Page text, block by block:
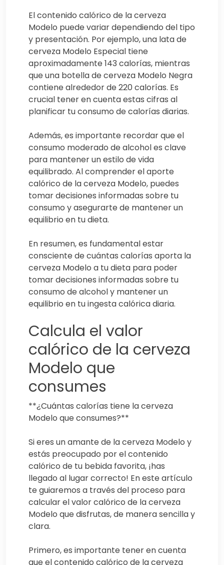
El contenido calórico de la cerveza
Modelo puede variar dependiendo del tipo
y presentación. Por ejemplo, una lata de
cerveza Modelo Especial tiene
aproximadamente 143 calorías, mientras
que una botella de cerveza Modelo Negra
contiene alrededor de 220 calorías. Es
crucial tener en cuenta estas cifras al
planificar tu consumo de calorías diarias.
Además, es importante recordar que el
consumo moderado de alcohol es clave
para mantener un estilo de vida
equilibrado. Al comprender el aporte
calórico de la cerveza Modelo, puedes
tomar decisiones informadas sobre tu
consumo y asegurarte de mantener un
equilibrio en tu dieta.
En resumen, es fundamental estar
consciente de cuántas calorías aporta la
cerveza Modelo a tu dieta para poder
tomar decisiones informadas sobre tu
consumo de alcohol y mantener un
equilibrio en tu ingesta calórica diaria.
Calcula el valor
calórico de la cerveza
Modelo que
consumes
**¿Cuántas calorías tiene la cerveza
Modelo que consumes?**
Si eres un amante de la cerveza Modelo y
estás preocupado por el contenido
calórico de tu bebida favorita, ¡has
llegado al lugar correcto! En este artículo
te guiaremos a través del proceso para
calcular el valor calórico de la cerveza
Modelo que disfrutas, de manera sencilla y
clara.
Primero, es importante tener en cuenta
que el contenido calórico de la cerveza